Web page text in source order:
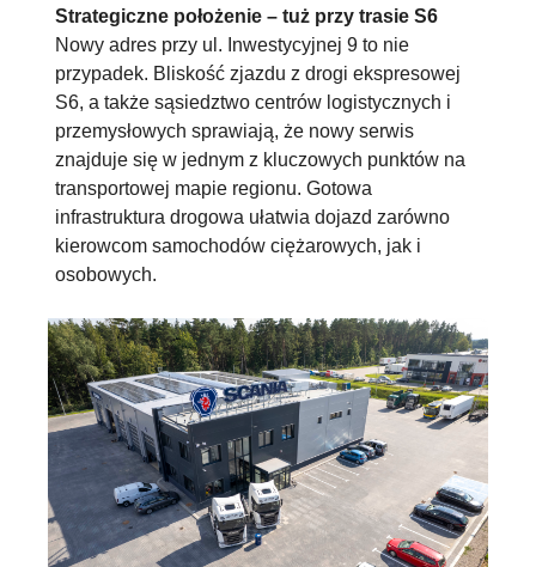
Strategiczne położenie – tuż przy trasie S6
Nowy adres przy ul. Inwestycyjnej 9 to nie
przypadek. Bliskość zjazdu z drogi ekspresowej
S6, a także sąsiedztwo centrów logistycznych i
przemysłowych sprawiają, że nowy serwis
znajduje się w jednym z kluczowych punktów na
transportowej mapie regionu. Gotowa
infrastruktura drogowa ułatwia dojazd zarówno
kierowcom samochodów ciężarowych, jak i
osobowych.